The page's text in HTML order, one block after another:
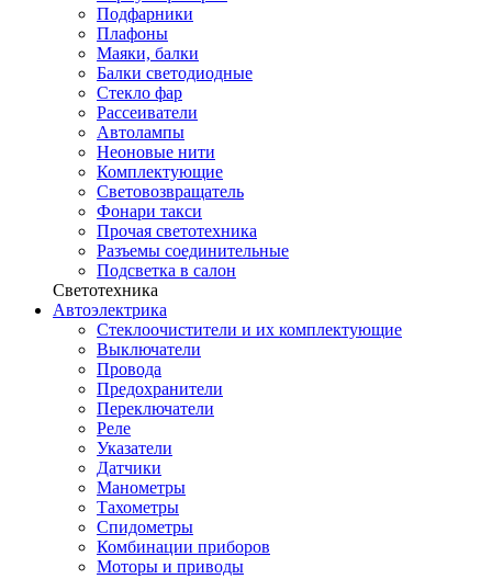
Подфарники
Плафоны
Маяки, балки
Балки светодиодные
Стекло фар
Рассеиватели
Автолампы
Неоновые нити
Комплектующие
Световозвращатель
Фонари такси
Прочая светотехника
Разъемы соединительные
Подсветка в салон
Светотехника
Автоэлектрика
Стеклоочистители и их комплектующие
Выключатели
Провода
Предохранители
Переключатели
Реле
Указатели
Датчики
Манометры
Тахометры
Спидометры
Комбинации приборов
Моторы и приводы